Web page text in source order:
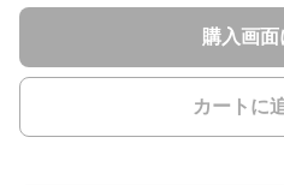
購入画
カートに